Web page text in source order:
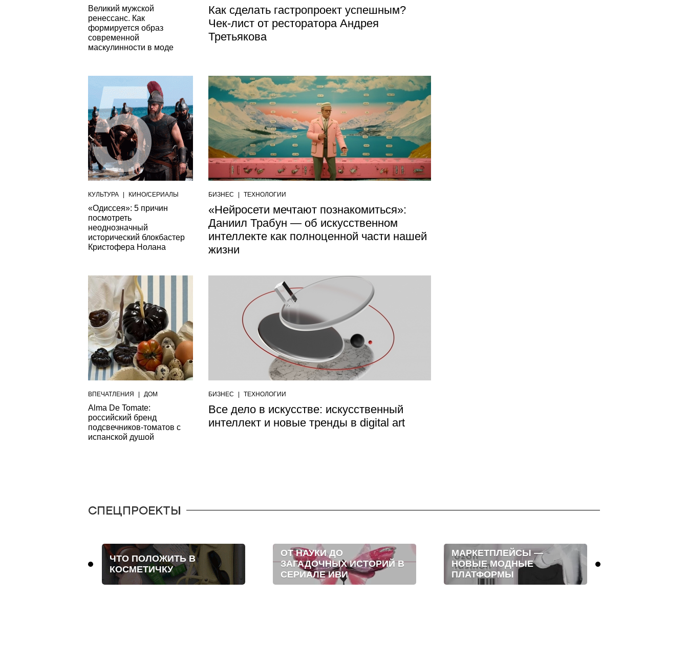
Великий мужской
ренессанс. Как
формируется образ
современной
маскулинности в моде
КУЛЬТУРА | КИНО/СЕРИАЛЫ
«Одиссея»: 5 причин
посмотреть
неоднозначный
исторический блокбастер
Кристофера Нолана
ВПЕЧАТЛЕНИЯ | ДОМ
Alma De Tomate:
российский бренд
подсвечников-томатов с
испанской душой
Как сделать гастропроект успешным?
Чек-лист от ресторатора Андрея
Третьякова
БИЗНЕС | ТЕХНОЛОГИИ
«Нейросети мечтают познакомиться»:
Даниил Трабун — об искусственном
интеллекте как полноценной части нашей
жизни
БИЗНЕС | ТЕХНОЛОГИИ
Все дело в искусстве: искусственный
интеллект и новые тренды в digital art
СПЕЦПРОЕКТЫ
ЧТО ПОЛОЖИТЬ В
КОСМЕТИЧКУ
ОТ НАУКИ ДО
ЗАГАДОЧНЫХ ИСТОРИЙ В
СЕРИАЛЕ ИВИ
МАРКЕТПЛЕЙСЫ —
НОВЫЕ МОДНЫЕ
ПЛАТФОРМЫ